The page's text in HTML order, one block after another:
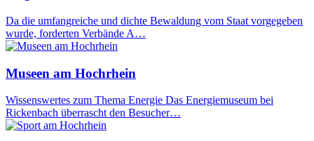
Da die umfangreiche und dichte Bewaldung vom Staat vorgegeben
wurde, forderten Verbände A…
Museen am Hochrhein
Wissenswertes zum Thema Energie Das Energiemuseum bei
Rickenbach überrascht den Besucher…